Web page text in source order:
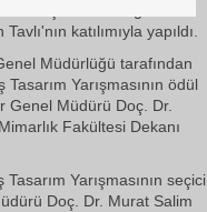
katılımıyla yapıldı.
Müdürlüğü tarafından
Yarışmasının ödül
Genel Müdürü Doç. Dr.
Fakültesi Dekanı
Yarışmasının seçici
Doç. Dr. Murat Salim